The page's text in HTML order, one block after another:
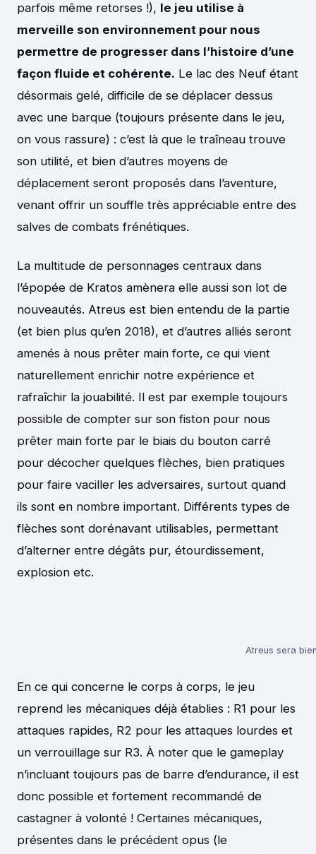
parfois même retorses !), le jeu utilise à
merveille son environnement pour nous
permettre de progresser dans l’histoire d’une
façon fluide et cohérente. Le lac des Neuf étant
désormais gelé, difficile de se déplacer dessus
avec une barque (toujours présente dans le jeu,
on vous rassure) : c’est là que le traîneau trouve
son utilité, et bien d’autres moyens de
déplacement seront proposés dans l’aventure,
venant offrir un souffle très appréciable entre des
salves de combats frénétiques.
La multitude de personnages centraux dans
l’épopée de Kratos amènera elle aussi son lot de
nouveautés. Atreus est bien entendu de la partie
(et bien plus qu’en 2018), et d’autres alliés seront
amenés à nous prêter main forte, ce qui vient
naturellement enrichir notre expérience et
rafraîchir la jouabilité. Il est par exemple toujours
possible de compter sur son fiston pour nous
prêter main forte par le biais du bouton carré
pour décocher quelques flèches, bien pratiques
pour faire vaciller les adversaires, surtout quand
ils sont en nombre important. Différents types de
flèches sont dorénavant utilisables, permettant
d’alterner entre dégâts pur, étourdissement,
explosion etc.
Atreus sera
En ce qui concerne le corps à corps, le jeu
reprend les mécaniques déjà établies : R1 pour les
attaques rapides, R2 pour les attaques lourdes et
un verrouillage sur R3. À noter que le gameplay
n’incluant toujours pas de barre d’endurance, il est
donc possible et fortement recommandé de
castagner à volonté ! Certaines mécaniques,
présentes dans le précédent opus (le